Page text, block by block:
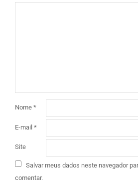
Nome *
E-mail *
Site
Salvar meus dados neste navegador
comentar.